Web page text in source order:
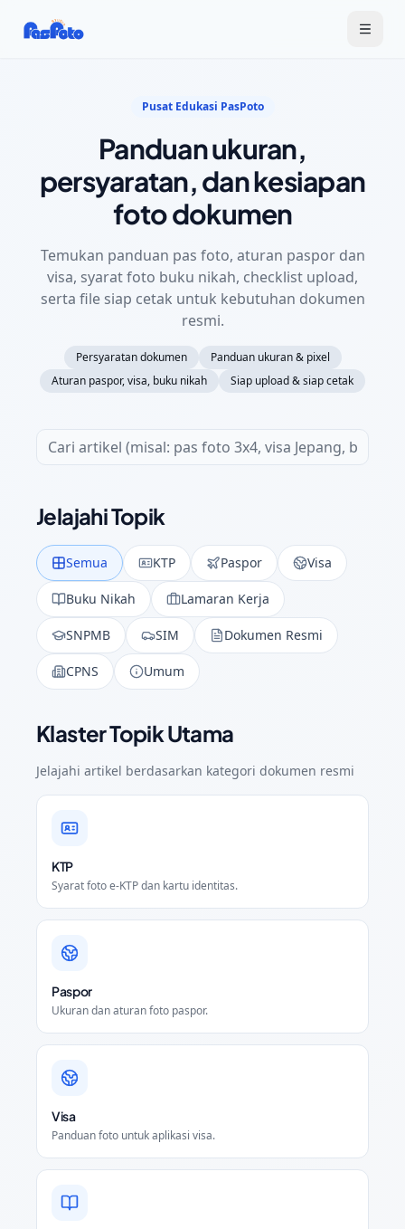
Pusat Edukasi PasPoto
Panduan ukuran,
persyaratan, dan kesiapan
foto dokumen
Temukan panduan pas foto, aturan paspor dan
visa, syarat foto buku nikah, checklist upload,
serta file siap cetak untuk kebutuhan dokumen
resmi.
Persyaratan dokumen
Panduan ukuran & pixel
Aturan paspor, visa, buku nikah
Siap upload & siap cetak
Jelajahi Topik
Semua KTP Paspor Visa
Buku Nikah Lamaran Kerja
SNPMB SIM Dokumen Resmi
CPNS Umum
Klaster Topik Utama
Jelajahi artikel berdasarkan kategori dokumen resmi
KTP
Syarat foto e-KTP dan kartu identitas.
Paspor
Ukuran dan aturan foto paspor.
Visa
Panduan foto untuk aplikasi visa.